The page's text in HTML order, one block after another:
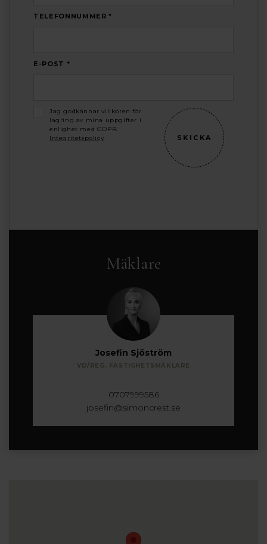
TELEFONNUMMER *
E-POST *
Jag godkännar villkoren för
lagring av mina uppgifter i
enlighet med GDPR.
Integritetspolicy
Mäklare
Josefin Sjöström
VD/REG. FASTIGHETSMÄKLARE
0707999586
josefin@simoncrest.se